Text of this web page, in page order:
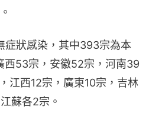
症狀感染，其中393宗為本
西53宗，安徽52宗，河南39
江西12宗，廣東10宗，吉林
蘇各2宗。